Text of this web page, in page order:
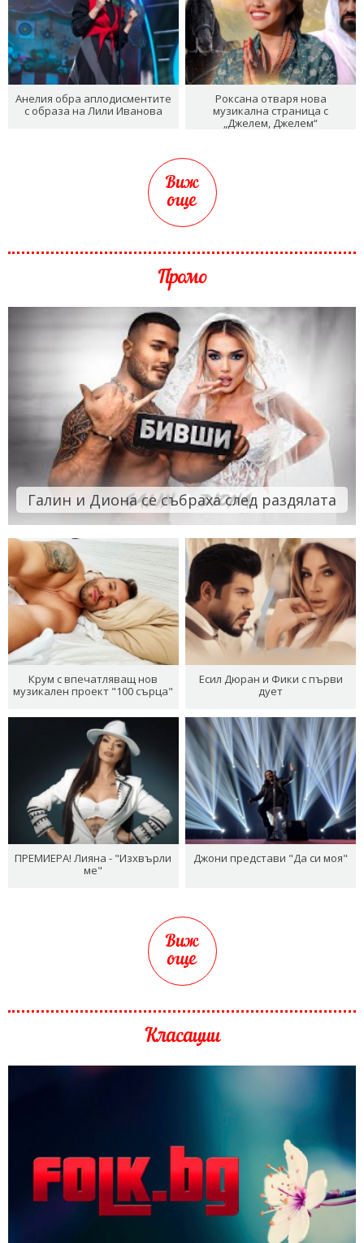
Анелия обра аплодисментите
с образа на Лили Иванова
Роксана отваря нова
музикална страница с
„Джелем, Джелем“
Виж
още
Промо
Галин и Диона се събраха след раздялата
Крум с впечатляващ нов
музикален проект "100 сърца"
Есил Дюран и Фики с първи
дует
ПРЕМИЕРА! Лияна - "Изхвърли
ме"
Джони представи "Да си моя"
Виж
още
Класации